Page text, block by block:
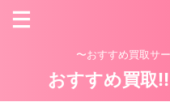
〜おすすめ買取サ
おすすめ買取